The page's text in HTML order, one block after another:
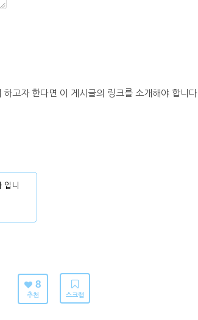
고자 한다면 이 게시글의 링크를 소개해야 합니다.
입니
8
추천 스크랩